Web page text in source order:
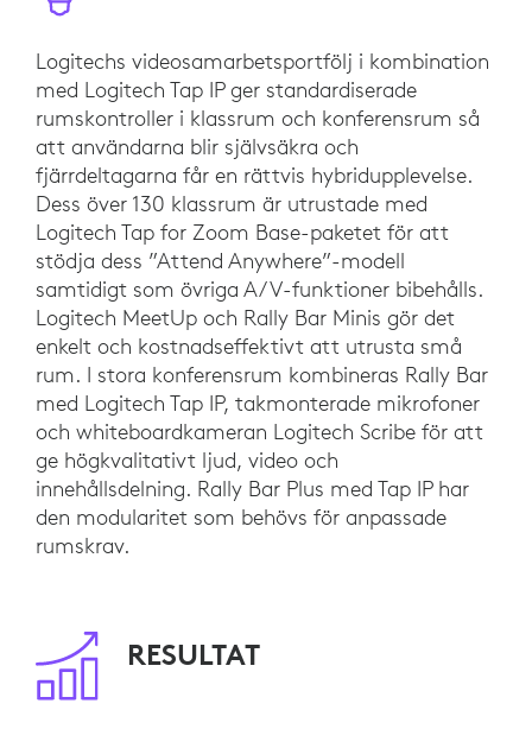
Logitechs videosamarbetsportfölj i kombination
med Logitech Tap IP ger standardiserade
rumskontroller i klassrum och konferensrum så
att användarna blir självsäkra och
fjärrdeltagarna får en rättvis hybridupplevelse.
Dess över 130 klassrum är utrustade med
Logitech Tap for Zoom Base-paketet för att
stödja dess ”Attend Anywhere”-modell
samtidigt som övriga A/V-funktioner bibehålls.
Logitech MeetUp och Rally Bar Minis gör det
enkelt och kostnadseffektivt att utrusta små
rum. I stora konferensrum kombineras Rally Bar
med Logitech Tap IP, takmonterade mikrofoner
och whiteboardkameran Logitech Scribe för att
ge högkvalitativt ljud, video och
innehållsdelning. Rally Bar Plus med Tap IP har
den modularitet som behövs för anpassade
rumskrav.
RESULTAT